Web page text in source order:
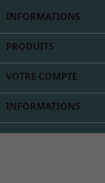
INFORMATIONS
PRODUITS
VOTRE COMPTE
INFORMATIONS